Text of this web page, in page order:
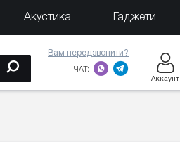
Акустика Гаджети
Вам передзвонити?
ЧАТ:
Аккаунт